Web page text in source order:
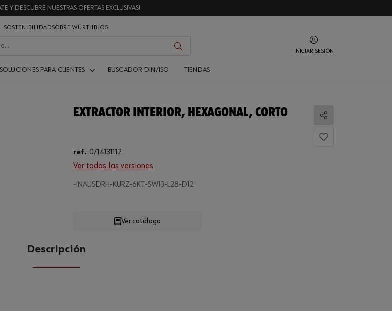
Y DESCUBRE NUESTRAS OFERTAS EXCLUSIVAS!
SOSTENIBILIDADSOBRE WÜRTH BLOG
INICIAR SESIÓN
SOLUCIONES PARA CLIENTES BUSCADOR DIN/ISO TIENDAS
EXTRACTOR INTERIOR, HEXAGONAL, CORTO
Compartir
ref.: 0714131112
Ver todas las versiones
-INAUSDRH-KURZ-6KT-SW13-L28-D12
Loading...
CANTIDAD
Ver catálogo
Descripción